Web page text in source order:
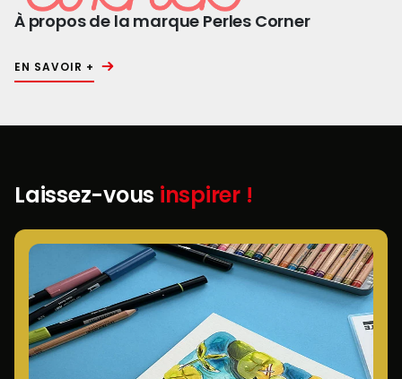
À propos de la marque Perles Corner
EN SAVOIR +
Laissez-vous inspirer !